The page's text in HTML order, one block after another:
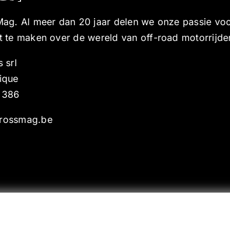
Al meer dan 20 jaar delen we onze passie
te maken over de wereld van off-road
srl